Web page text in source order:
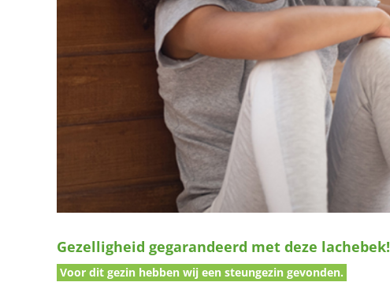
Gezelligheid gegarandeerd met deze lachebek!
Voor dit gezin hebben wij een steungezin gevonden.